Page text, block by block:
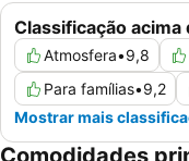
Classificação acima
Atmosfera•9,8
Para famílias•9,2
Mostrar mais